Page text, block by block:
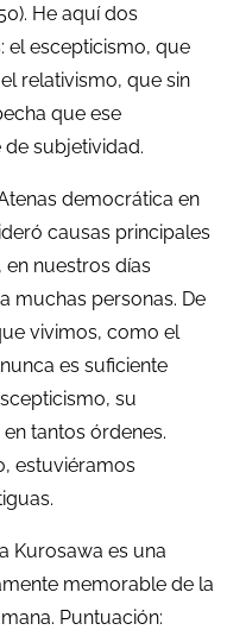
He aquí dos
el escepticismo, que
relativismo, que sin
que ese
subjetividad.
democrática en
causas principales
en nuestros días
muchas personas. De
vivimos, como el
es suficiente
su
tantos órdenes.
estuviéramos
Kurosawa es una
memorable de la
Puntuación: